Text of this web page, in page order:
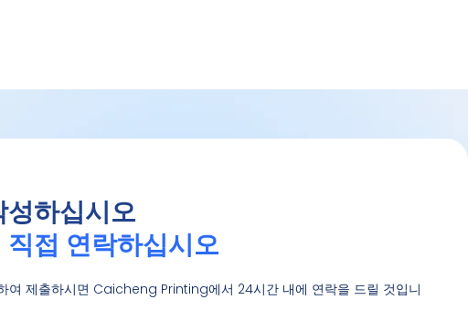
성하십시오
접 연락하십시오
여 제출하시면 Caicheng Printing에서 24시간 내에 연락을 드릴 것입니